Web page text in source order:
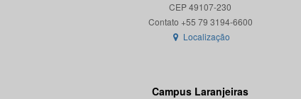
CEP 49107-230
Localização
Campus Laranjeiras